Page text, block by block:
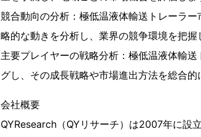
競合動向の分析：極低温液体輸送トレーラ
略的な動きを分析し、業界の競争環境を把握
主要プレイヤーの戦略分析：極低温液体輸
グし、その成長戦略や市場進出方法を総合的
会社概要
QYResearch（QYリサーチ）は2007年に設